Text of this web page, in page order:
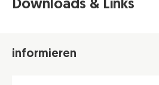
Downloads & Links
informieren